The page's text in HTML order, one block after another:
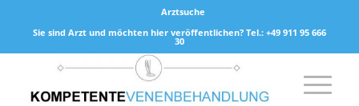
Arztsuche
Sie sind Arzt und möchten hier veröffentlichen? Tel.: +49 911 95 666
30